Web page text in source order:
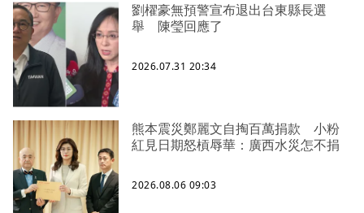
劉櫂豪無預警宣布退出台東縣長選
舉 陳瑩回應了
2026.07.31 20:34
熊本震災鄭麗文自掏百萬捐款 小粉
紅見日期怒槓辱華：廣西水災怎不捐
2026.08.06 09:03